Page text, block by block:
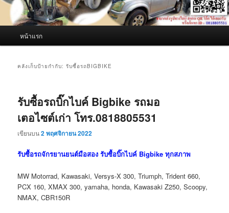
หน้าแรก
คลังเก็บป้ายกำกับ:รับซื้อรถBIGBIKE
รับซื้อรถบิ๊กไบค์ Bigbike รถมอ
เตอไซต์เก่า โทร.0818805531
เขียนบน2 พฤศจิกายน 2022
รับซื้อรถจักรยานยนต์มือสอง รับซื้อบิ๊กไบค์ Bigbike ทุกสภาพ
MW Motorrad, Kawasaki, Versys-X 300, Triumph, Trident 660,
PCX 160, XMAX 300, yamaha, honda, Kawasaki Z250, Scoopy,
NMAX, CBR150R